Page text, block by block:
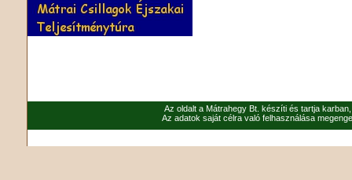
Az oldalt a Mátrahegy Bt. készíti és tartja
Az adatok saját célra való felhasználása